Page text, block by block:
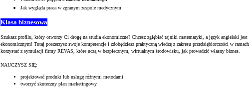
Jak wygląda praca w zgranym zespole medycznym
Klasa biznesowa
Szukasz profilu, który otworzy Ci drogę na studia ekonomiczne? Chcesz zgłębiać tajniki matematyki, a język angielski
ekonomicznym! Tutaj poszerzysz swoje kompetencje i zdobędziesz praktyczną wiedzę z zakresu przedsiębiorczości w
korzystać z symulacji firmy REVAS, które uczą w bezpiecznym, wirtualnym środowisku, jak prowadzić własny biznes.
NAUCZYSZ SIĘ:
projektować produkt lub usługę różnymi metodami
tworzyć skuteczny plan marketingowy